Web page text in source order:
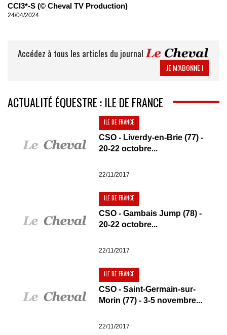
CCI3*-S (© Cheval TV Production)
24/04/2024
Accédez à tous les articles du journal
JE M’ABONNE !
ACTUALITÉ ÉQUESTRE : ILE DE FRANCE
ILE DE FRANCE
CSO - Liverdy-en-Brie (77) -
20-22 octobre...
22/11/2017
ILE DE FRANCE
CSO - Gambais Jump (78) -
20-22 octobre...
22/11/2017
ILE DE FRANCE
CSO - Saint-Germain-sur-
Morin (77) - 3-5 novembre...
22/11/2017